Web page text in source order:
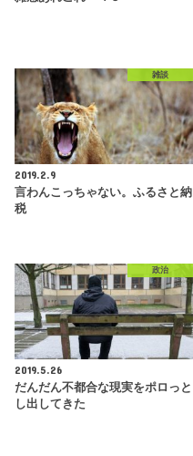
雑談
2019.2.9
言わんこっちゃない。ふるさと納
税
政治
2019.5.26
だんだん不都合な現実をポロっと
し出してきた